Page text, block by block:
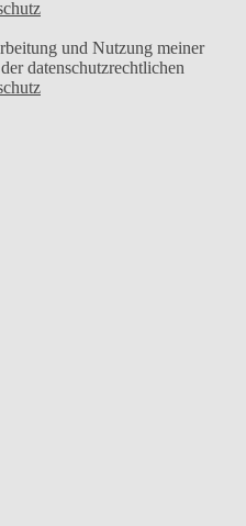
und Nutzung meiner
datenschutzrechtlichen